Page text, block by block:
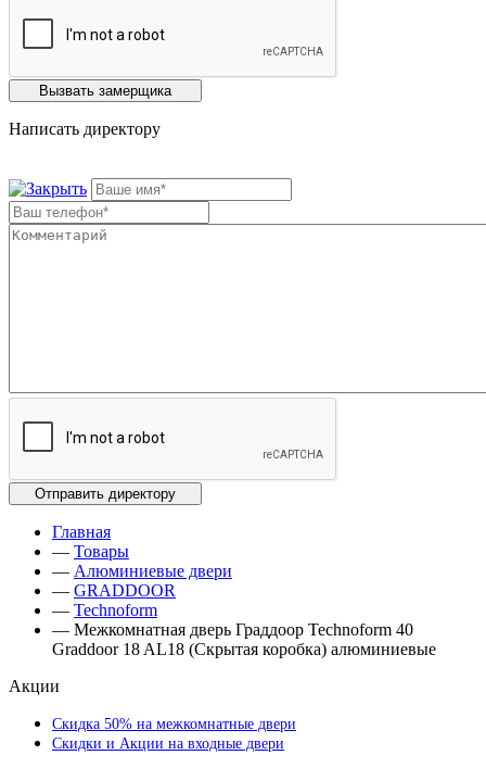
Написать директору
Главная
— Товары
— Алюминиевые двери
— GRADDOOR
— Technoform
— Межкомнатная дверь Граддоор Technoform 40
Graddoor 18 AL18 (Скрытая коробка) алюминиевые
Акции
Скидка 50% на межкомнатные двери
Скидки и Акции на входные двери